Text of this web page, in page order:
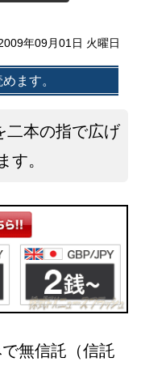
年09月01日 火曜日
ます。
二本の指で広げ
す。
無信託（信託